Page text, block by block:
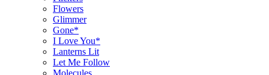
Flowers
Glimmer
Gone*
I Love You*
Lanterns Lit
Let Me Follow
Molecules